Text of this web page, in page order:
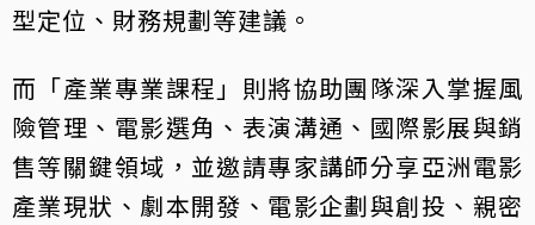
型定位、財務規劃等建議。
而「產業專業課程」則將協助團隊深入掌握風
險管理、電影選角、表演溝通、國際影展與銷
售等關鍵領域，並邀請專家講師分享亞洲電影
產業現狀、劇本開發、電影企劃與創投、親密